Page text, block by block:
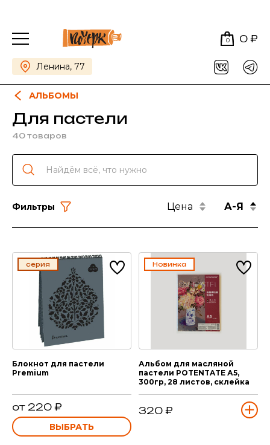
0 0 ₽
Ленина, 77
АЛЬБОМЫ
Для пастели
40 товаров
Фильтры Цена А-Я
серия
Блокнот для пастели
Premium
от 220 ₽
ВЫБРАТЬ
Новинка
Альбом для масляной
пастели POTENTATE А5,
300гр, 28 листов, склейка
320 ₽